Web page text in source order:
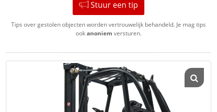
Stuur een tip
Tips over gestolen objecten worden vertrouwelijk behandeld. Je mag tips
ookanoniem versturen.